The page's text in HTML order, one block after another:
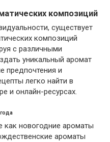
композиций
существует
композиций
с различными
уникальный аромат
предпочтения и
легко найти в
и онлайн-ресурсах.
как новогодние ароматы
ароматы